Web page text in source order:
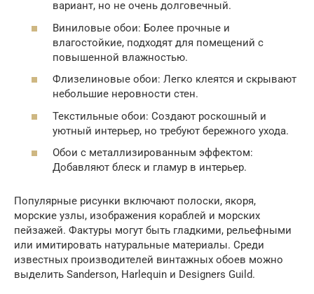
вариант, но не очень долговечный.
Виниловые обои: Более прочные и
влагостойкие, подходят для помещений с
повышенной влажностью.
Флизелиновые обои: Легко клеятся и скрывают
небольшие неровности стен.
Текстильные обои: Создают роскошный и
уютный интерьер, но требуют бережного ухода.
Обои с металлизированным эффектом:
Добавляют блеск и гламур в интерьер.
Популярные рисунки включают полоски, якоря,
морские узлы, изображения кораблей и морских
пейзажей. Фактуры могут быть гладкими, рельефными
или имитировать натуральные материалы. Среди
известных производителей винтажных обоев можно
выделить Sanderson, Harlequin и Designers Guild.